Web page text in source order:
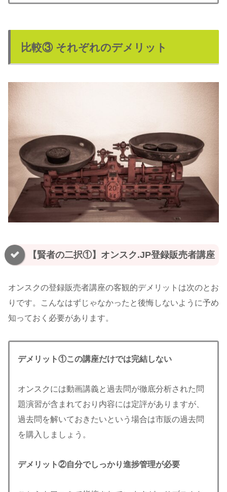
比較③ それぞれのデメリット
【賢者の二択①】オンスク.JP登録販売者講座
オンスクの登録販売者講座の客観的デメリットは次のとお
りです。こんなはずじゃなかったと後悔しないように予め
知っておく必要があります。
デメリット①この講座だけでは完結しない
オンスクには動画講義と過去問が徹底分析された問
題演習が含まれており内容には定評がありますが、
過去問を解いておきたいという場合は市販の過去問
を購入しましょう。
デメリット②自分でしっかり進捗管理が必要